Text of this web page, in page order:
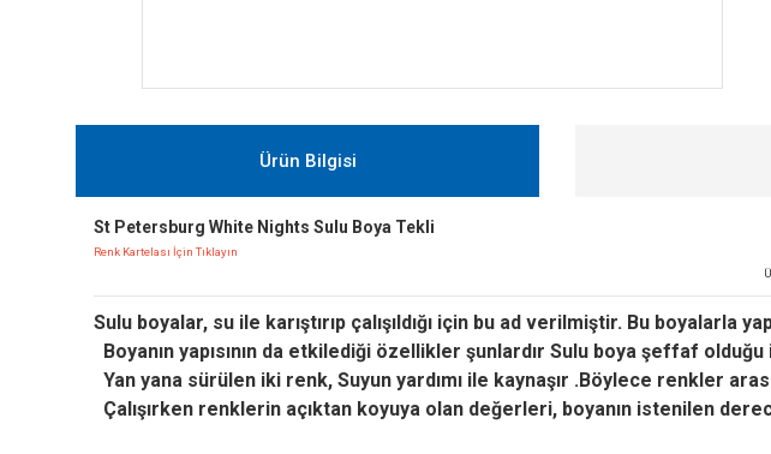
Ürün Bilgisi
St Petersburg White Nights Sulu Boya Tekli
Renk Kartelası İçin Tıklayın
Sulu boyalar, su ile karıştırıp çalışıldığı için bu ad verilmiştir. Bu boyalarla
Boyanın yapısının da etkilediği özellikler şunlardır Sulu boya şeffaf
Yan yana sürülen iki renk, Suyun yardımı ile kaynaşır .Böylece renkler
Çalışırken renklerin açıktan koyuya olan değerleri, boyanın istenilen